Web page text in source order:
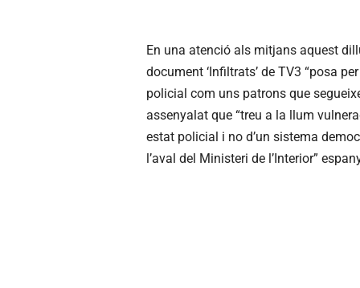
En una atenció als mitjans aquest
document ‘Infiltrats’ de TV3 “posa
policial com uns patrons que
assenyalat que “treu a la llum
estat policial i no d’un sistema
l’aval del Ministeri de l’Interior”